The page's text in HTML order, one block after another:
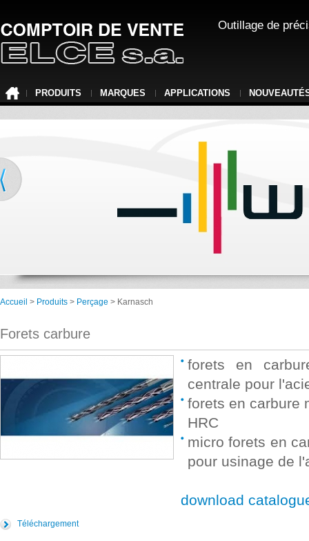
Outillage de
PRODUITS MARQUES APPLICATIONS
Accueil > Produits > Perçage > Karnasch
Forets carbure
forets en
centrale pour
forets en carbure
HRC
micro forets en
pour usinage de
download
Téléchargement